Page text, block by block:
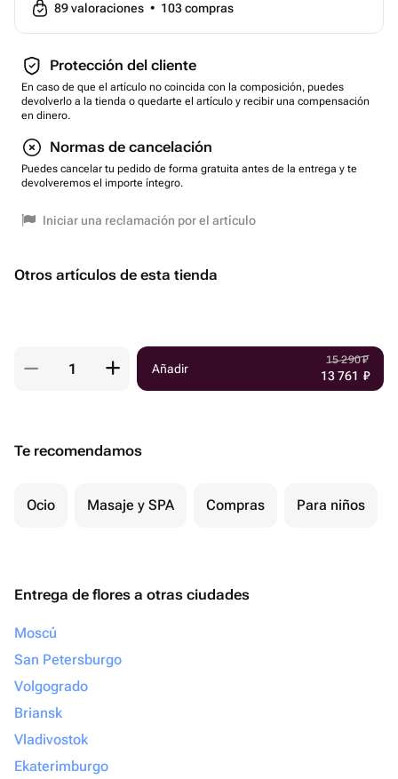
89valoraciones • 103compras
Protección del cliente
En caso de que el artículo no coincida con la composición, puedes
devolverlo a la tienda o quedarte el artículo y recibir una compensación
en dinero.
Normas de cancelación
Puedes cancelar tu pedido de forma gratuita antes de la entrega y te
devolveremos el importe íntegro.
Iniciar una reclamación por el artículo
Otros artículos de esta tienda
Añadir
15 290₽
13 761 ₽
Te recomendamos
Ocio Masaje y SPA Compras Para niños
Entrega de flores a otras ciudades
Moscú
San Petersburgo
Volgogrado
Briansk
Vladivostok
Ekaterimburgo